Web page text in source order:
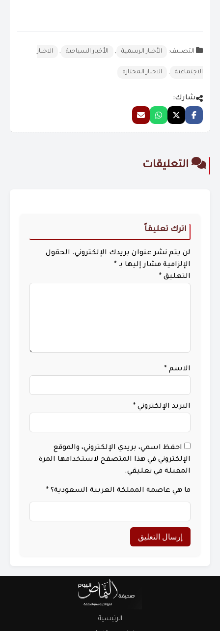
التصنيف: الأخبار الرسمية , الأخبار السياحية , الاخبار
الاجتماعية , الاخبار المختاره
شارك:
التعليقات
اترك تعليقاً
لن يتم نشر عنوان بريدك الإلكتروني. الحقول
الإلزامية مشار إليها بـ *
التعليق *
الاسم *
البريد الإلكتروني *
احفظ اسمي، بريدي الإلكتروني، والموقع
الإلكتروني في هذا المتصفح لاستخدامها المرة
المقبلة في تعليقي.
ما هي عاصمة المملكة العربية السعودية؟ *
الرئيسية